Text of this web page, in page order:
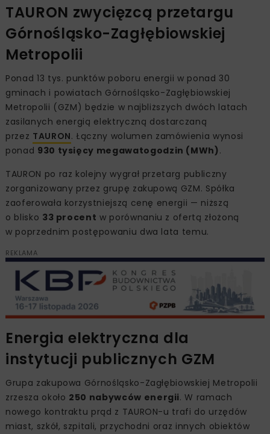
TAURON zwycięzcą przetargu
Górnośląsko-Zagłębiowskiej
Metropolii
Ponad 13 tys. punktów poboru energii w ponad 30
gminach i powiatach Górnośląsko-Zagłębiowskiej
Metropolii (GZM) będzie w najbliższych dwóch latach
zasilanych energią elektryczną dostarczaną
przez TAURON. Łączny wolumen zamówienia wynosi
ponad 930 tysięcy megawatogodzin (MWh).
TAURON po raz kolejny wygrał przetarg publiczny
zorganizowany przez grupę zakupową GZM. Spółka
zaoferowała korzystniejszą cenę energii — niższą
o blisko 33 procent w porównaniu z ofertą złożoną
w poprzednim postępowaniu dwa lata temu.
REKLAMA
Energia elektryczna dla
instytucji publicznych GZM
Grupa zakupowa Górnośląsko-Zagłębiowskiej Metropolii
zrzesza około 250 nabywców energii. W ramach
nowego kontraktu prąd z TAURON-u trafi do urzędów
miast, szkół, szpitali, przychodni oraz innych obiektów